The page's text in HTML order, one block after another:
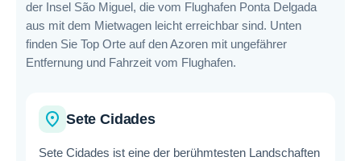
der Insel São Miguel, die vom Flughafen Ponta Delgada
aus mit dem Mietwagen leicht erreichbar sind. Unten
finden Sie Top Orte auf den Azoren mit ungefährer
Entfernung und Fahrzeit vom Flughafen.
place Sete Cidades
Sete Cidades ist eine der berühmtesten Landschaften